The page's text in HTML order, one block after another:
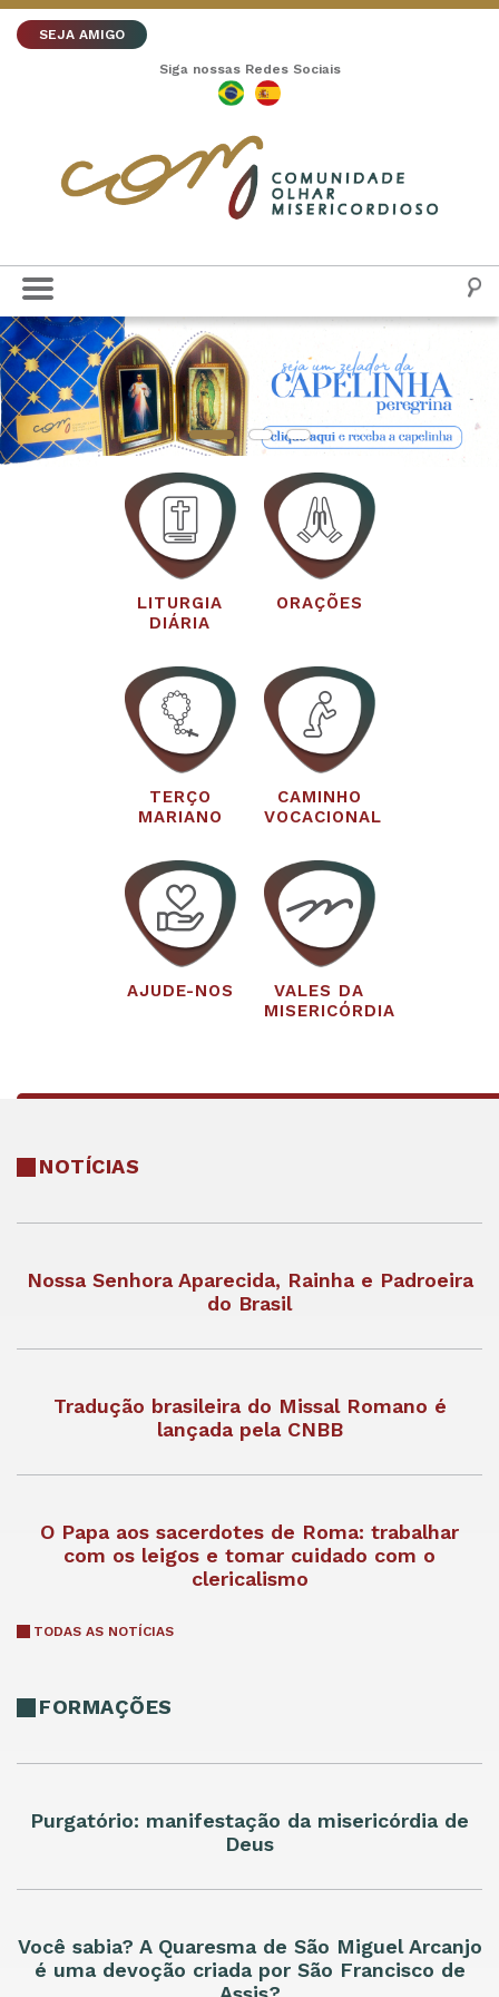
SEJA AMIGO
Siga nossas Redes Sociais
LITURGIA
DIÁRIA
ORAÇÕES
TERÇO
MARIANO
CAMINHO
VOCACIONAL
AJUDE-NOS
VALES DA
MISERICÓRDIA
NOTÍCIAS
Nossa Senhora Aparecida, Rainha e Padroeira
do Brasil
Tradução brasileira do Missal Romano é
lançada pela CNBB
O Papa aos sacerdotes de Roma: trabalhar
com os leigos e tomar cuidado com o
clericalismo
TODAS AS NOTÍCIAS
FORMAÇÕES
Purgatório: manifestação da misericórdia de
Deus
Você sabia? A Quaresma de São Miguel Arcanjo
é uma devoção criada por São Francisco de